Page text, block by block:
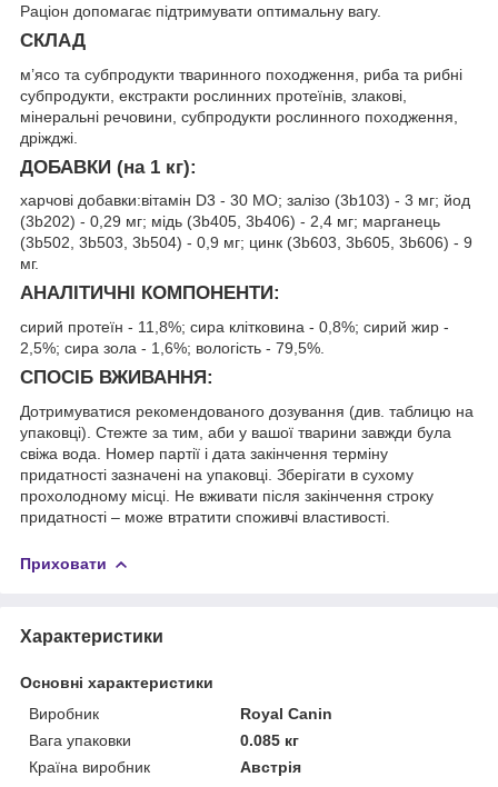
Раціон допомагає підтримувати оптимальну вагу.
СКЛАД
м’ясо та субпродукти тваринного походження, риба та рибні
субпродукти, екстракти рослинних протеїнів, злакові,
мінеральні речовини, субпродукти рослинного походження,
дріжджі.
ДОБАВКИ (на 1 кг):
харчові добавки:вітамін D3 - 30 MO; залiзо (3b103) - 3 мг; йод
(3b202) - 0,29 мг; мiдь (3b405, 3b406) - 2,4 мг; марганець
(3b502, 3b503, 3b504) - 0,9 мг; цинк (3b603, 3b605, 3b606) - 9
мг.
АНАЛІТИЧНІ КОМПОНЕНТИ:
сирий протеїн - 11,8%; сира клітковина - 0,8%; сирий жир -
2,5%; сира зола - 1,6%; вологість - 79,5%.
СПОСІБ ВЖИВАННЯ:
Дотримуватися рекомендованого дозування (див. таблицю на
упаковці). Стежте за тим, аби у вашої тварини завжди була
свіжа вода. Номер партії і дата закінчення терміну
придатності зазначені на упаковці. Зберігати в сухому
прохолодному мiсці. Не вживати після закінчення строку
придатності – може втратити споживчі властивості.
Приховати
Характеристики
Основні характеристики
Виробник
Royal Canin
Вага упаковки
0.085 кг
Країна виробник
Австрія